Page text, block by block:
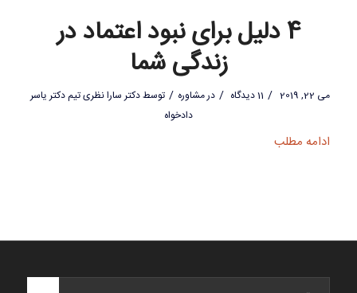
4 دلیل برای نبود اعتماد در
زندگی شما
می 22, 2019 / 11 دیدگاه / درمشاوره / توسطدکتر سارا نظری تیم دکتر یاسر
دادخواه
ادامه مطلب